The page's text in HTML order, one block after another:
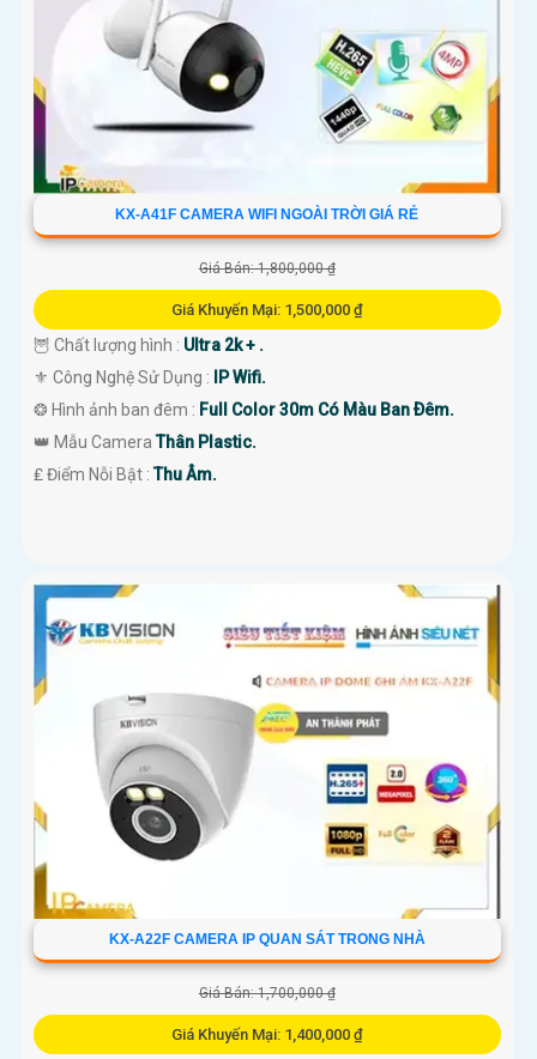
KX-A41F CAMERA WIFI NGOÀI TRỜI GIÁ RẺ
Giá Bán: 1,800,000 ₫
Giá Khuyến Mại: 1,500,000 ₫
🦉 Chất lượng hình : Ultra 2k + .
⚜️ Công Nghệ Sử Dụng :
IP Wifi.
❂ Hình ảnh ban đêm : Full Color 30m Có Màu Ban Ðêm.
👑 Mẫu CameraThân Plastic.
️₤ Điểm Nỗi Bật :Thu Âm.
KX-A22F CAMERA IP QUAN SÁT TRONG NHÀ
Giá Bán: 1,700,000 ₫
Giá Khuyến Mại: 1,400,000 ₫